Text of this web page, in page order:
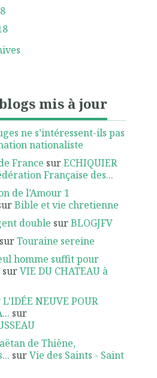
mis à jour
ne s’intéressent-ils pas
nationaliste
France surECHIQUIER
Française des...
de l’Amour 1
Bible et vie chretienne
double surBLOGJFV
surTouraine sereine
homme suffit pour
surVIE DU CHATEAU à
L'IDÉE NEUVE POUR
sur
de Thiène,
surVie des Saints - Saint